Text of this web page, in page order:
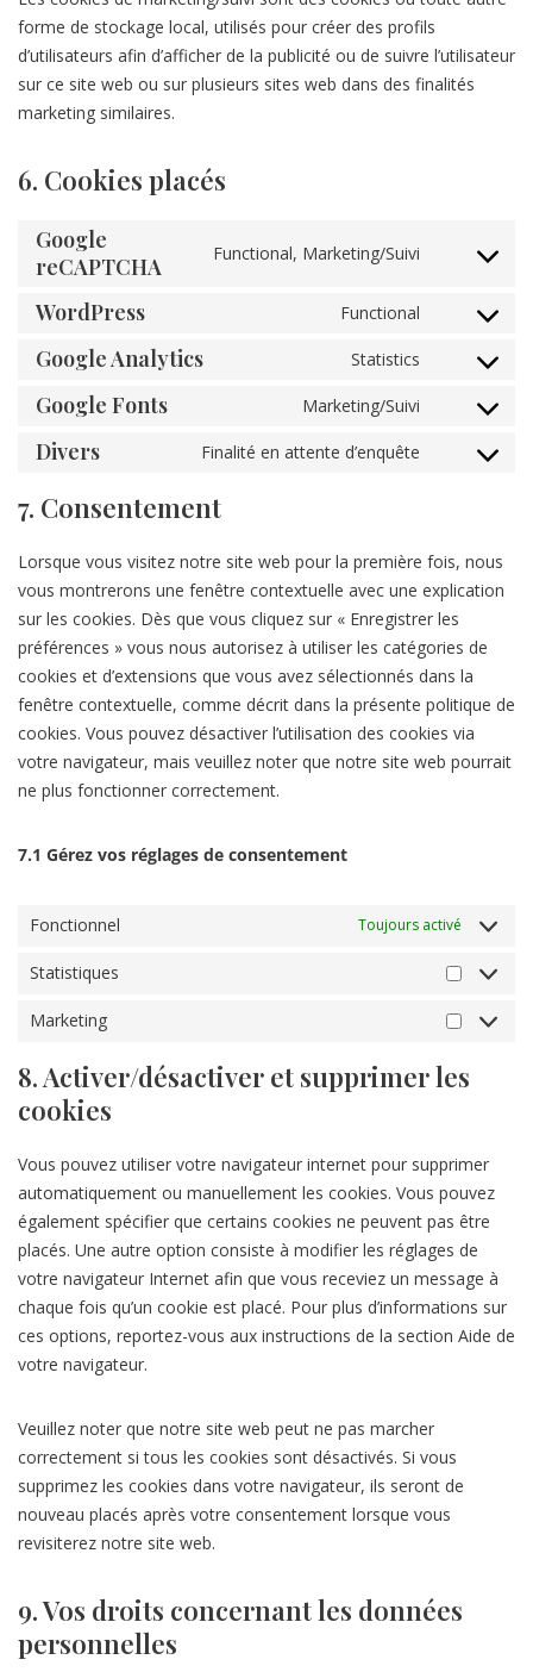
forme de stockage local, utilisés pour créer des profils
d’utilisateurs afin d’afficher de la publicité ou de suivre l’utilisateur
sur ce site web ou sur plusieurs sites web dans des finalités
marketing similaires.
6. Cookies placés
Google
reCAPTCHA
Functional, Marketing/Suivi
WordPress Functional
Google Analytics Statistics
Google Fonts Marketing/Suivi
Divers Finalité en attente d’enquête
7. Consentement
Lorsque vous visitez notre site web pour la première fois, nous
vous montrerons une fenêtre contextuelle avec une explication
sur les cookies. Dès que vous cliquez sur « Enregistrer les
préférences » vous nous autorisez à utiliser les catégories de
cookies et d’extensions que vous avez sélectionnés dans la
fenêtre contextuelle, comme décrit dans la présente politique de
cookies. Vous pouvez désactiver l’utilisation des cookies via
votre navigateur, mais veuillez noter que notre site web pourrait
ne plus fonctionner correctement.
7.1 Gérez vos réglages de consentement
Fonctionnel Toujours activé
Statistiques
Marketing
8. Activer/désactiver et supprimer les
cookies
Vous pouvez utiliser votre navigateur internet pour supprimer
automatiquement ou manuellement les cookies. Vous pouvez
également spécifier que certains cookies ne peuvent pas être
placés. Une autre option consiste à modifier les réglages de
votre navigateur Internet afin que vous receviez un message à
chaque fois qu’un cookie est placé. Pour plus d’informations sur
ces options, reportez-vous aux instructions de la section Aide de
votre navigateur.
Veuillez noter que notre site web peut ne pas marcher
correctement si tous les cookies sont désactivés. Si vous
supprimez les cookies dans votre navigateur, ils seront de
nouveau placés après votre consentement lorsque vous
revisiterez notre site web.
9. Vos droits concernant les données
personnelles